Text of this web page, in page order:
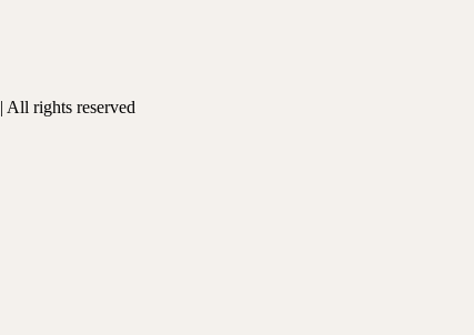
| All rights reserved